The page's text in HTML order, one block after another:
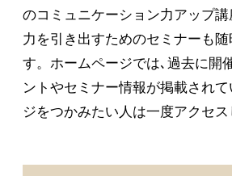
のコミュニケーション力アップ
力を引き出すためのセミナーも随
す。ホームページでは､過去に開
ントやセミナー情報が掲載され
ジをつかみたい人は一度アクセス